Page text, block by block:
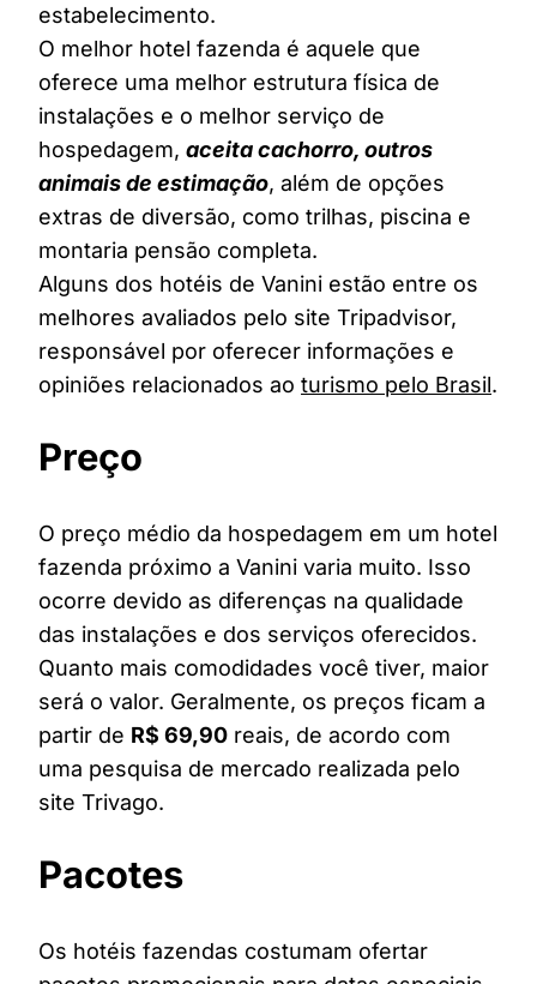
estabelecimento.
O melhor hotel fazenda é aquele que
oferece uma melhor estrutura física de
instalações e o melhor serviço de
hospedagem, aceita cachorro, outros
animais de estimação, além de opções
extras de diversão, como trilhas, piscina e
montaria pensão completa.
Alguns dos hotéis de Vanini estão entre os
melhores avaliados pelo site Tripadvisor,
responsável por oferecer informações e
opiniões relacionados ao turismo pelo Brasil.
Preço
O preço médio da hospedagem em um hotel
fazenda próximo a Vanini varia muito. Isso
ocorre devido as diferenças na qualidade
das instalações e dos serviços oferecidos.
Quanto mais comodidades você tiver, maior
será o valor. Geralmente, os preços ficam a
partir de R$ 69,90 reais, de acordo com
uma pesquisa de mercado realizada pelo
site Trivago.
Pacotes
Os hotéis fazendas costumam ofertar